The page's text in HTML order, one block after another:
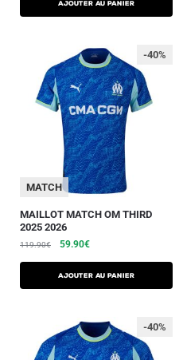
AJOUTER AU PANIER
-40%
MATCH
MAILLOT MATCH OM THIRD
2025 2026
119.90€ 59.90€
AJOUTER AU PANIER
-40%